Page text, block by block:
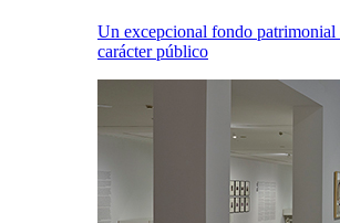
Un excepcional fondo patrimonial
carácter público